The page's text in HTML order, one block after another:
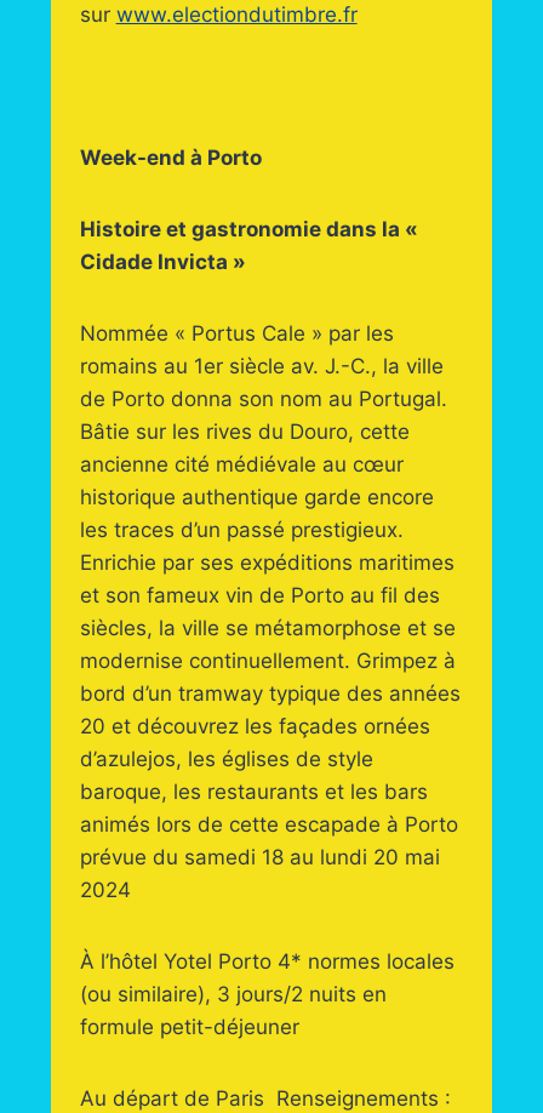
sur www.electiondutimbre.fr
Week-end à Porto
Histoire et gastronomie dans la «
Cidade Invicta »
Nommée « Portus Cale » par les
romains au 1er siècle av. J.-C., la ville
de Porto donna son nom au Portugal.
Bâtie sur les rives du Douro, cette
ancienne cité médiévale au cœur
historique authentique garde encore
les traces d’un passé prestigieux.
Enrichie par ses expéditions maritimes
et son fameux vin de Porto au fil des
siècles, la ville se métamorphose et se
modernise continuellement. Grimpez à
bord d’un tramway typique des années
20 et découvrez les façades ornées
d’azulejos, les églises de style
baroque, les restaurants et les bars
animés lors de cette escapade à Porto
prévue du samedi 18 au lundi 20 mai
2024
À l’hôtel Yotel Porto 4* normes locales
(ou similaire), 3 jours/2 nuits en
formule petit-déjeuner
Au départ de Paris Renseignements :